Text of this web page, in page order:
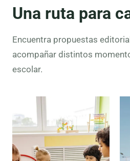
Una ruta para
Encuentra propuestas
acompañar distintos
escolar.